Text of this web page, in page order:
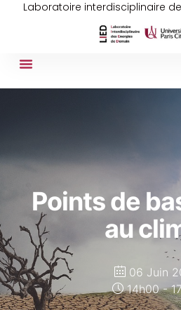
Laboratoire interdisciplinaire
Points de
au
06 Juin
14h00 -